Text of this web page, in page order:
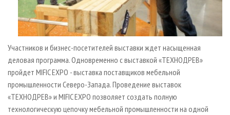
Участников и бизнес-посетителей выставки ждет насыщенная
деловая программа. Одновременно с выставкой «ТЕХНОДРЕВ»
пройдет MIFIC EXPO - выставка поставщиков мебельной
промышленности Северо-Запада. Проведение выставок
«ТЕХНОДРЕВ» и MIFIC EXPO позволяет создать полную
технологическую цепочку мебельной промышленности на одной